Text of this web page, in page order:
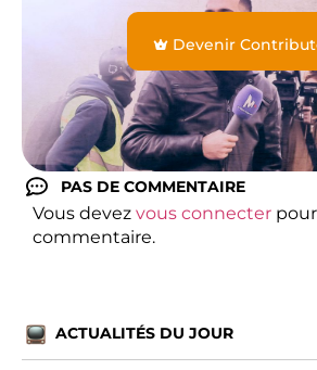
Devenir
PAS DE COMMENTAIRE
Vous devez vous connecter
commentaire.
ACTUALITÉS DU JOUR